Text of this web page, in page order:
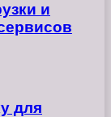
и
для